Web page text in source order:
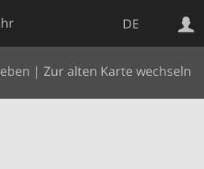
DE
| Zur alten Karte wechseln